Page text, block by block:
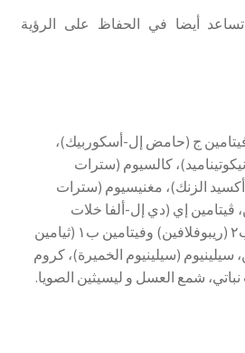
تساعد أيضا في الحفاظ على الرؤية
مستخلص التوت البري، فيتامين ج ‫(‫حامض ﺇل‫-أسكوربيك‫)‫‫،
تورين، أرجينين، نياسين (نيكوتيناميد)‫، كالسيوم ‫(‫سترات
الكالسيوم‫)‫، لوتين، زنك ‫(‫أكسيد الزنك‫)‫، مغنيسيوم ‫(‫سترات
المغنسيوم‫)‫، بيتا-كاروتين، ڤيتامين ﺇي ‫(دي ﺇل-ألفا خلات
أحادي النترات‫)‫‫، زيازانثين‫، سيلينيوم ‫(‫سيلينيوم الخميرة‫)‫‫، كروم